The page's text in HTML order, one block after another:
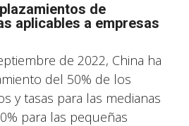
de
aplicables a empresas
de 2022, China ha
del 50% de los
y tasas para las medianas
para las pequeñas